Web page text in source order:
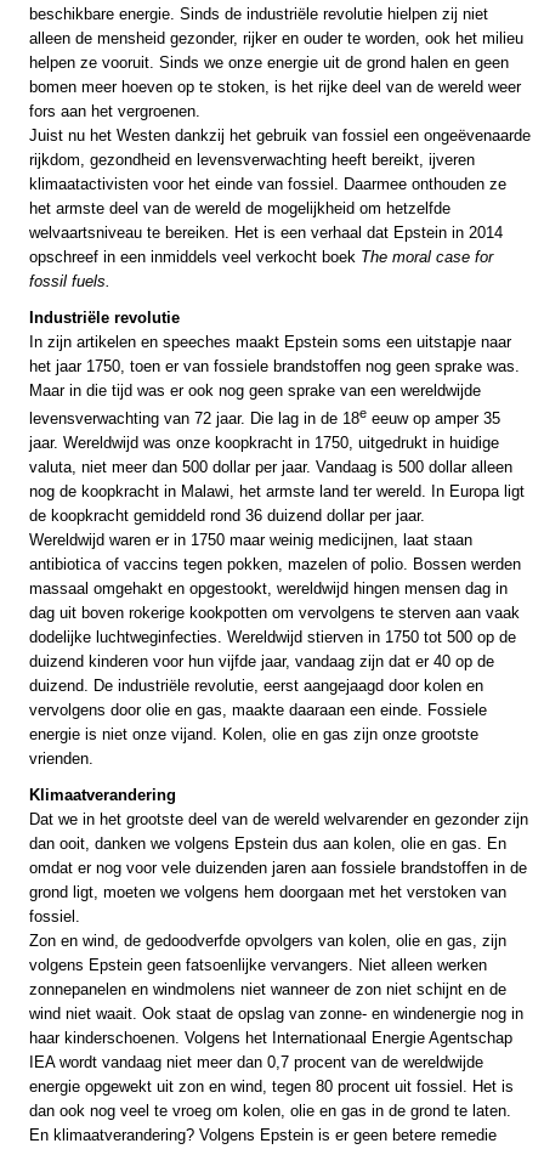
beschikbare energie. Sinds de industriële revolutie hielpen zij niet
alleen de mensheid gezonder, rijker en ouder te worden, ook het milieu
helpen ze vooruit. Sinds we onze energie uit de grond halen en geen
bomen meer hoeven op te stoken, is het rijke deel van de wereld weer
fors aan het vergroenen.
Juist nu het Westen dankzij het gebruik van fossiel een ongeëvenaarde
rijkdom, gezondheid en levensverwachting heeft bereikt, ijveren
klimaatactivisten voor het einde van fossiel. Daarmee onthouden ze
het armste deel van de wereld de mogelijkheid om hetzelfde
welvaartsniveau te bereiken. Het is een verhaal dat Epstein in 2014
opschreef in een inmiddels veel verkocht boek The moral case for
fossil fuels.
Industriële revolutie
In zijn artikelen en speeches maakt Epstein soms een uitstapje naar
het jaar 1750, toen er van fossiele brandstoffen nog geen sprake was.
Maar in die tijd was er ook nog geen sprake van een wereldwijde
levensverwachting van 72 jaar. Die lag in de 18e eeuw op amper 35
jaar. Wereldwijd was onze koopkracht in 1750, uitgedrukt in huidige
valuta, niet meer dan 500 dollar per jaar. Vandaag is 500 dollar alleen
nog de koopkracht in Malawi, het armste land ter wereld. In Europa ligt
de koopkracht gemiddeld rond 36 duizend dollar per jaar.
Wereldwijd waren er in 1750 maar weinig medicijnen, laat staan
antibiotica of vaccins tegen pokken, mazelen of polio. Bossen werden
massaal omgehakt en opgestookt, wereldwijd hingen mensen dag in
dag uit boven rokerige kookpotten om vervolgens te sterven aan vaak
dodelijke luchtweginfecties. Wereldwijd stierven in 1750 tot 500 op de
duizend kinderen voor hun vijfde jaar, vandaag zijn dat er 40 op de
duizend. De industriële revolutie, eerst aangejaagd door kolen en
vervolgens door olie en gas, maakte daaraan een einde. Fossiele
energie is niet onze vijand. Kolen, olie en gas zijn onze grootste
vrienden.
Klimaatverandering
Dat we in het grootste deel van de wereld welvarender en gezonder zijn
dan ooit, danken we volgens Epstein dus aan kolen, olie en gas. En
omdat er nog voor vele duizenden jaren aan fossiele brandstoffen in de
grond ligt, moeten we volgens hem doorgaan met het verstoken van
fossiel.
Zon en wind, de gedoodverfde opvolgers van kolen, olie en gas, zijn
volgens Epstein geen fatsoenlijke vervangers. Niet alleen werken
zonnepanelen en windmolens niet wanneer de zon niet schijnt en de
wind niet waait. Ook staat de opslag van zonne- en windenergie nog in
haar kinderschoenen. Volgens het Internationaal Energie Agentschap
IEA wordt vandaag niet meer dan 0,7 procent van de wereldwijde
energie opgewekt uit zon en wind, tegen 80 procent uit fossiel. Het is
dan ook nog veel te vroeg om kolen, olie en gas in de grond te laten.
En klimaatverandering? Volgens Epstein is er geen betere remedie